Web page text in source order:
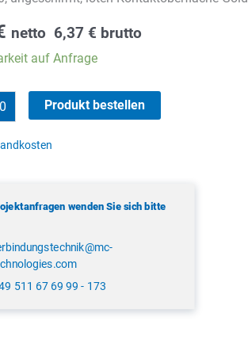
netto 6,37 € brutto
auf Anfrage
Produkt bestellen
wenden Sie sich bitte
511 67 69 99 - 173